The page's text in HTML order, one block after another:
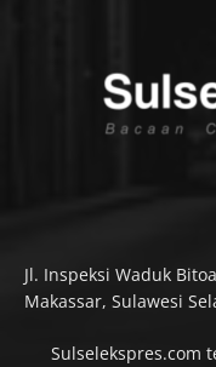
Jl. Inspeksi Waduk
Makassar, Sulawesi
Sulselekspres.com